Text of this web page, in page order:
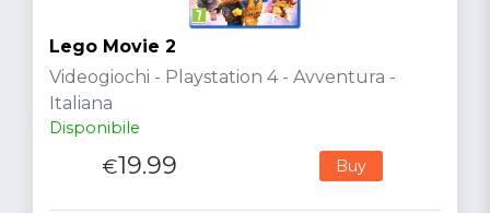
Lego Movie 2
Videogiochi - Playstation 4 - Avventura -
Italiana
Disponibile
€19.99 Buy